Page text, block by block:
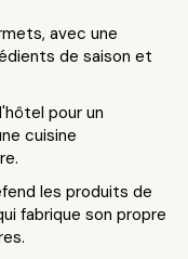
avec une
de saison et
pour un
cuisine
les produits de
fabrique son propre